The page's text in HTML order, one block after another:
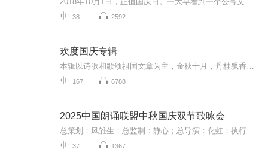
38 2592
欢度国庆专辑
167 6788
2025中国朗诵联盟中秋国庆双节歌咏会
37 1367